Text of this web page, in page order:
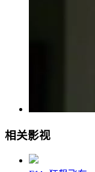
相关影视